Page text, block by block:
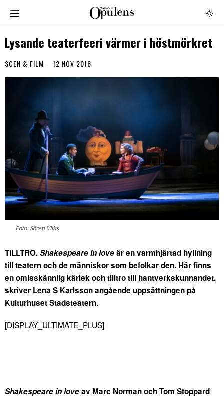
Lysande teaterfeeri värmer i höstmörkret
SCEN & FILM 12 NOV 2018
Foto: Sören Vilks
TILLTRO.Shakespeare in loveär en varmhjärtad hyllning
till teatern och de människor som befolkar den. Här finns
en omisskännlig kärlek och tilltro till hantverkskunnandet,
skriver Lena S Karlsson angående uppsättningen på
Kulturhuset Stadsteatern.
[DISPLAY_ULTIMATE_PLUS]
Shakespeare in loveav Marc Norman och Tom Stoppard